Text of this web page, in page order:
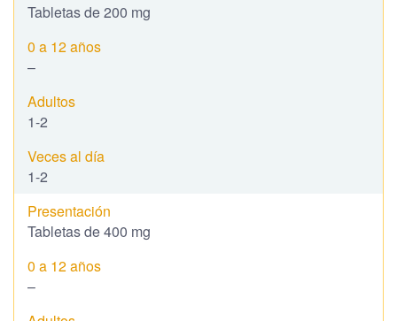
Tabletas de 200 mg
–
1-2
1-2
Tabletas de 400 mg
–